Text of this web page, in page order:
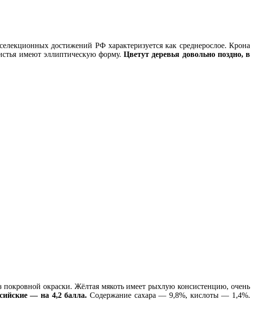
достижений РФ характеризуется как среднерослое. Крона
имеют эллиптическую форму.Цветут деревья довольно поздно, в
окраски. Жёлтая мякоть имеет рыхлую консистенцию, очень
— на 4,2 балла. Содержание сахара — 9,8%, кислоты — 1,4%.